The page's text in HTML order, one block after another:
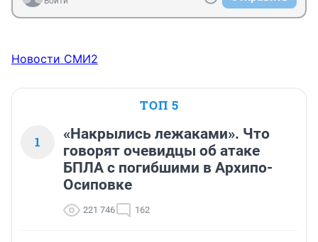
Новости СМИ2
ТОП 5
1
«Накрылись лежаками». Что
говорят очевидцы об атаке
БПЛА с погибшими в Архипо-
Осиповке
221 746 162